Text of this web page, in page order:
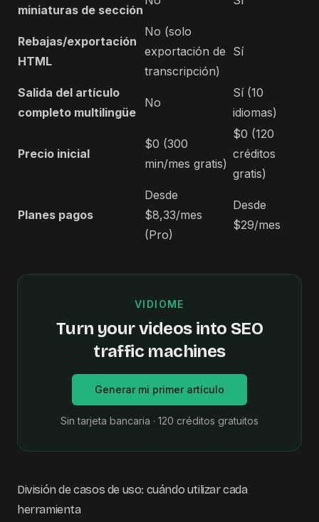
miniaturas de sección
Rebajas/exportación
HTML
No (solo
exportación de
transcripción)
Sí
Salida del artículo
completo multilingüe
No
Sí (10
idiomas)
Precio inicial
$0 (300
min/mes gratis)
$0 (120
créditos
gratis)
Planes pagos
Desde
$8,33/mes
(Pro)
Desde
$29/mes
VIDIOME
Turn your videos into SEO
traffic machines
Generar mi primer artículo
Sin tarjeta bancaria · 120 créditos gratuitos
División de casos de uso: cuándo utilizar cada
herramienta